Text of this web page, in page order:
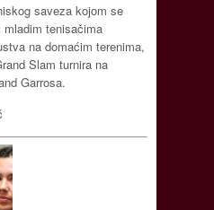
saveza kojom se
tenisačima
na domaćim terenima,
Slam turnira na
Garrosa.